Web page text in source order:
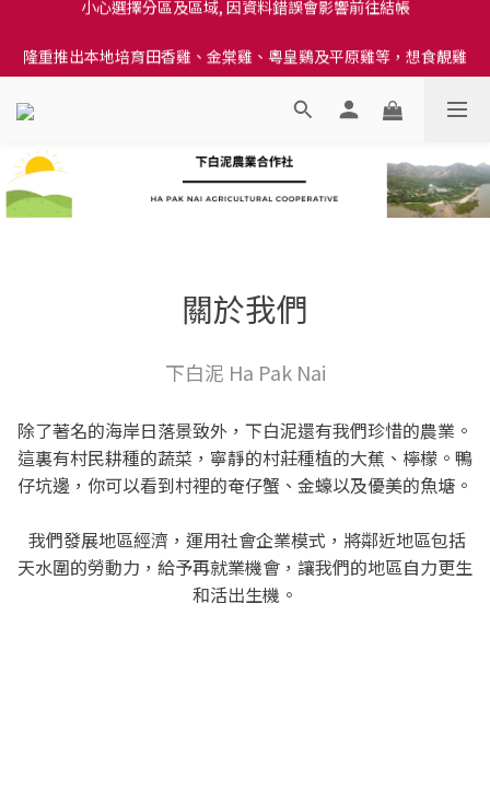
小心選擇分區及區域, 因資料錯誤會影響前往結帳
就要嚟《餸您健康》
訂單結帳注意事項：送貨方法中選擇區域 - 然後當填寫地址時, 請
關於我們
下白泥 Ha Pak Nai
除了著名的海岸日落景致外，下白泥還有我們珍惜的農業。
這裏有村民耕種的蔬菜，寧靜的村莊種植的大蕉、檸檬。鴨
仔坑邊，你可以看到村裡的奄仔蟹、金蠔以及優美的魚塘。
我們發展地區經濟，運用社會企業模式，將鄰近地區包括
天水圍的勞動力，給予再就業機會，讓我們的地區自力更生
和活出生機。